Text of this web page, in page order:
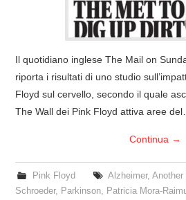
DISCOGRAFIA
LINKS
CONTATTI
PINKFLOYDIANE
Il quotidiano inglese The Mail on
riporta i risultati di uno studio
Floyd sul cervello, secondo il quale
The Wall dei Pink Floyd attiva aree
Continua →
Pink Floyd Alzheimer, Another
Schroeder, Parkinson, Patricia Mora-